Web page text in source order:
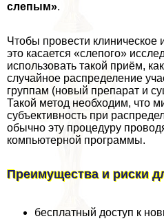
слепым».
Чтобы провести клиническое
это касается «слепого»
использовать такой приём, как
случайное распределение
группам (новый препарат и
Такой метод необходим, что
субъективность при
обычно эту процедуру
компьютерной программы.
Преимущества и риски
бесплатный доступ к